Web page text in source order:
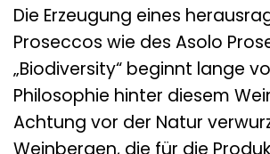
Die Erzeugung eines
Proseccos wie des Asolo
„Biodiversity“ beginnt lange
Philosophie hinter diesem
Achtung vor der Natur